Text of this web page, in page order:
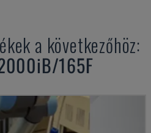
a következőhöz:
165F